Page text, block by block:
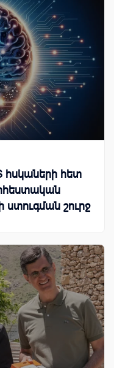
հսկաների հետ
ստուգման շուրջ